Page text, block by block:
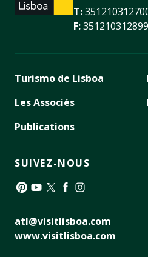
T:
F:351210312899
Turismo de Lisboa
Les Associés
Publications
SUIVEZ-NOUS
atl@visitlisboa.com
www.visitlisboa.com